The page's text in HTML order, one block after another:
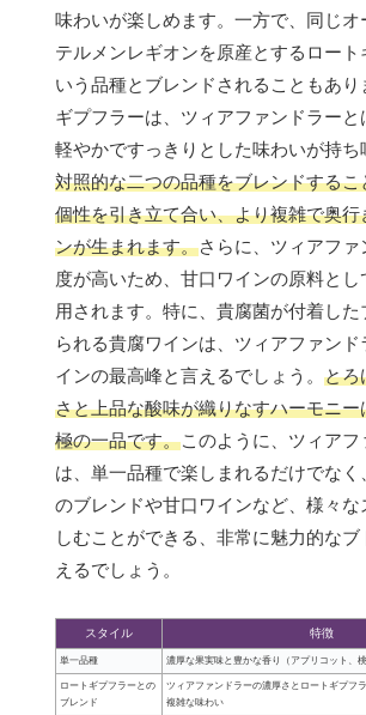
味わいが楽しめます。一方で、同じオ
テルメンレギオンを原産とするロート
いう品種とブレンドされることもあり
ギプフラーは、ツィアファンドラーと
軽やかですっきりとした味わいが持ち
対照的な二つの品種をブレンドするこ
個性を引き立て合い、より複雑で奥行
ンが生まれます。さらに、ツィアフ
度が高いため、甘口ワインの原料とし
用されます。特に、貴腐菌が付着した
られる貴腐ワインは、ツィアファンド
インの最高峰と言えるでしょう。 とろ
さと上品な酸味が織りなすハーモニー
極の一品です。このように、ツィアフ
は、単一品種で楽しまれるだけでなく
のブレンドや甘口ワインなど、様々な
しむことができる、非常に魅力的な
えるでしょう。
スタイル 特徴
単一品種 濃厚な果実味と豊かな香り（アプリコット、桃
ロートギプフラーとの
ブレンド
ツィアファンドラーの濃厚さとロートギプフ
複雑な味わい